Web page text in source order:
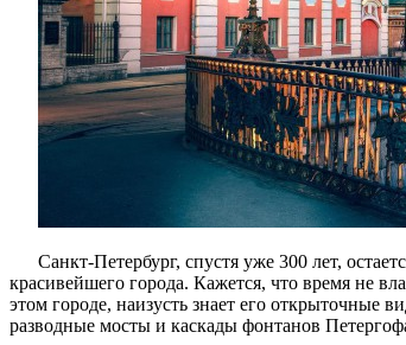
Санкт-Петербург, спустя уже 300 лет,
красивейшего города. Кажется, что время не
этом городе, наизусть знает его открыточные
разводные мосты и каскады фонтанов